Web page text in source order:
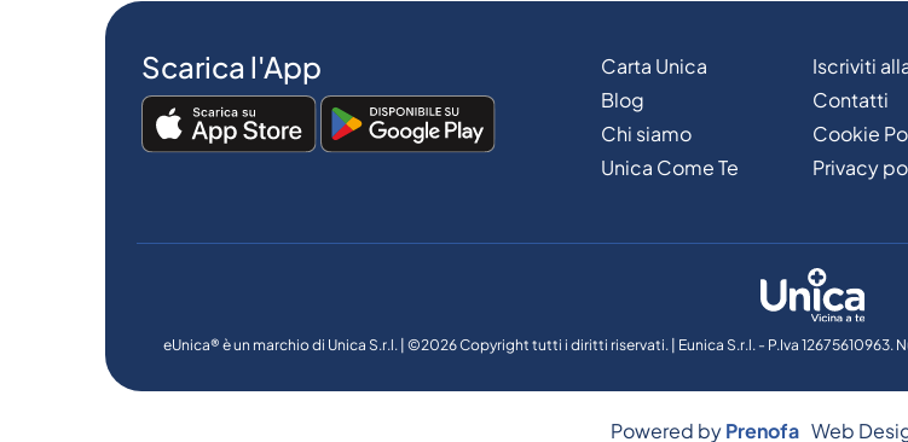
Scarica l'App
Carta Unica
Blog
Chi siamo
Unica Come Te
Iscriviti
Contatti
Cookie
Privacy
eUnica® è un marchio di Unica S.r.l. | ©2026 Copyright tutti i diritti riservati. | Eunica S.r.l. - P.Iva
Powered byPrenofa Web